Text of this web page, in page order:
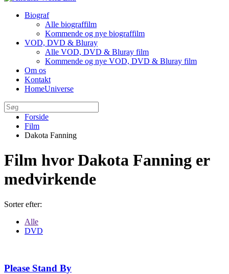
Biograf
Alle biograffilm
Kommende og nye biograffilm
VOD, DVD & Bluray
Alle VOD, DVD & Bluray film
Kommende og nye VOD, DVD & Bluray film
Om os
Kontakt
HomeUniverse
Forside
Film
Dakota Fanning
Film hvor Dakota Fanning er
medvirkende
Sorter efter:
Alle
DVD
Please Stand By